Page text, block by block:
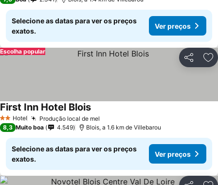
Selecione as datas para ver os preços
exatos.
Ver preços
Partilhar
Escolha popular
2 Estrelas
Hotel Produção local de mel
First Inn Hotel BloisVer preços
8,3 Muito boa 4.549 Blois, a 1.6 km de Villebarou
Selecione as datas para ver os preços
exatos.
Ver preços